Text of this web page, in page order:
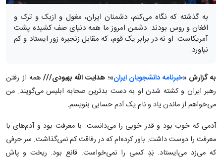
به گذشته که نگاه می‌کنم، دشمنان ایران، مغول و ازبک و ترک و
افغان و روس بودند. دشمن امروز ما همه دنیای صف کشیده پشت
آمریکاست. او نه در برابر یک قوم، که مقابل زنجیره زور ایستاد و کم
نیاورد.
به گزارش «خبرنامه دانشجویان ایران»؛ هدایت الله بهبودی/// همه از رفتن
رهبر ایران و کشته شدن او به دست بدترین صحابه ابلیس می‌گویند. من
می‌خواهم از ماندن یاد و نام یک آدم حسابی بنویسم.
آدمی که خوب بود و قدر خوبی را می‌دانست. با معرفت بود و آدم‌های با
معرفت را دوست داشت. باور کرده‌ام که در رفاقت کم نمی‌گذاشت. سر حرفی
که می‌زد می‌ایستاد. بَدِ کسی را نمی‌خواست. قانع بود. ریخت و پاش